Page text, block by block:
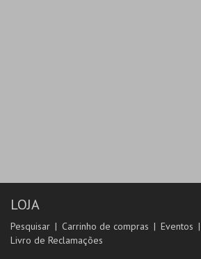
LOJA
Pesquisar Carrinho de compras Eventos
Livro de Reclamações